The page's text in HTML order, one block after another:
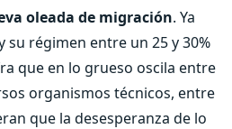
oleada de migración. Ya
su régimen entre un 25 y 30%
que en lo grueso oscila entre
organismos técnicos, entre
que la desesperanza de lo